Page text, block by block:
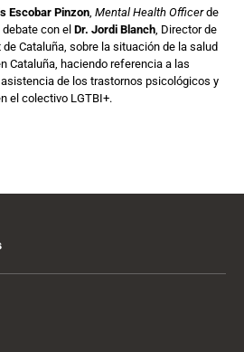
Escobar Pinzon, Mental Health Officerde
debate con el Dr. Jordi Blanch, Director de
Cataluña, sobre la situación de la salud
Cataluña, haciendo referencia a las
de los trastornos psicológicos y
el colectivo LGTBI+.